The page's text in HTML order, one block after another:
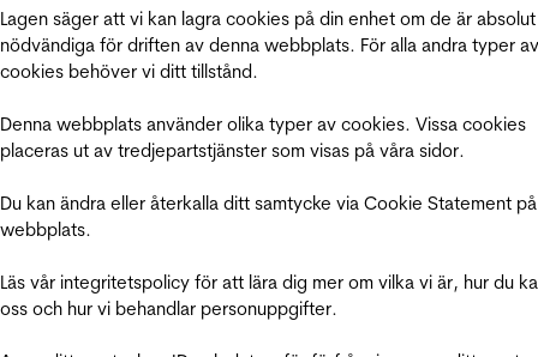
Lagen säger att vi kan lagra cookies på din enhet om de är absolut
nödvändiga för driften av denna webbplats. För alla andra typer av
cookies behöver vi ditt tillstånd.
Denna webbplats använder olika typer av cookies. Vissa cookies
placeras ut av tredjepartstjänster som visas på våra sidor.
Du kan ändra eller återkalla ditt samtycke via Cookie Statement
webbplats.
Läs vår integritetspolicy för att lära dig mer om vilka vi är, hur du
oss och hur vi behandlar personuppgifter.